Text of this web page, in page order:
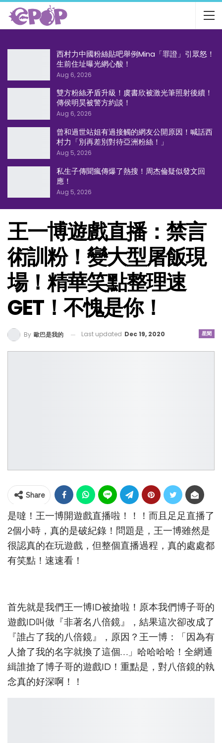
西村力中國粉絲貼吧舉例Mina「罪證」引眾怒！
生前住址曝光網心酸！
Aug 6, 2026
雙方粉絲矛盾升級！虞書欣被激光筆照射後續！
傳侯明昊被警方約談！
Aug 6, 2026
曾和過世站姐有過接觸的網友公開原因！喊話西
村力「別再差別對待亞洲粉絲！」
Aug 5, 2026
私生子傳聞瘋傳爆了熱搜！周杰倫疑似發文回
應！
Aug 5, 2026
王一博遊戲直播：禁言
術訓粉！變大型屠飯現
場！精華笑點整理速
GET！不愧是你！
星聞
By 歐巴是我的 Last updated Dec 19, 2020
Share
是噠！王一博開遊戲直播啦！！！而且足足直播了
2個小時，真的是破紀錄！問題是，王一博雖然是
很認真的在玩遊戲，但整個直播過程，真的處處都
有笑點！速速看！
首先就是我們王一博ID被搶啦！原本我們博子哥的
遊戲ID叫做『非著名八倍鏡』，結果這次卻改成了
『誰占了我的八倍鏡』，原因？王一博：「因為有
人搶了我的名字就換了這個…」哈哈哈哈！全網通
緝誰搶了博子哥的遊戲ID！重點是，對八倍鏡的執
念真的好深啊！！